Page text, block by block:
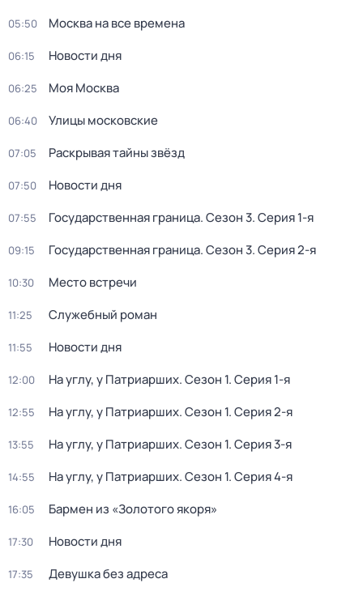
05:50 Москва на все времена
06:15 Новости дня
06:25 Моя Москва
06:40 Улицы московские
07:05 Раскрывая тайны звёзд
07:50 Новости дня
07:55 Государственная граница. Сезон 3. Серия 1-я
09:15 Государственная граница. Сезон 3. Серия 2-я
10:30 Место встречи
11:25 Служебный роман
11:55 Новости дня
12:00 На углу, у Патриарших. Сезон 1. Серия 1-я
12:55 На углу, у Патриарших. Сезон 1. Серия 2-я
13:55 На углу, у Патриарших. Сезон 1. Серия 3-я
14:55 На углу, у Патриарших. Сезон 1. Серия 4-я
16:05 Бармен из «Золотого якоря»
17:30 Новости дня
17:35 Девушка без адреса